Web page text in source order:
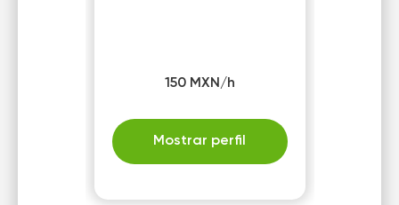
150 MXN/h
Mostrar perfil